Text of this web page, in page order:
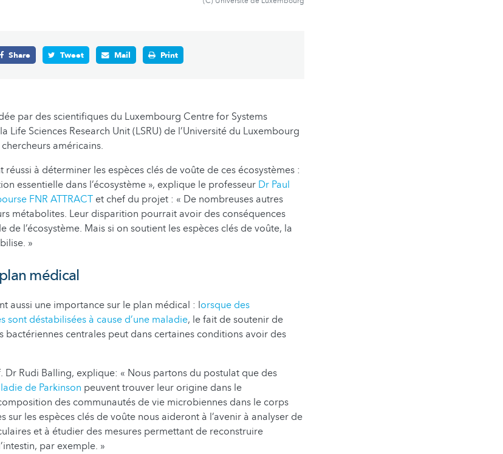
Share Tweet Mail Print
par des scientifiques du Luxembourg Centre for Systems
Life Sciences Research Unit (LSRU) de l’Université du Luxembourg
américains.
réussi à déterminer les espèces clés de voûte de ces écosystèmes :
essentielle dans l’écosystème », explique le professeur Dr Paul
FNR ATTRACT et chef du projet : « De nombreuses autres
métabolites. Leur disparition pourrait avoir des conséquences
de l’écosystème. Mais si on soutient les espèces clés de voûte, la
»
médical
aussi une importance sur le plan médical : lorsque des
sont déstabilisées à cause d’une maladie, le fait de soutenir de
bactériennes centrales peut dans certaines conditions avoir des
Dr Rudi Balling, explique: « Nous partons du postulat que des
de Parkinson peuvent trouver leur origine dans le
des communautés de vie microbiennes dans le corps
sur les espèces clés de voûte nous aideront à l’avenir à analyser de
et à étudier des mesures permettant de reconstruire
par exemple. »